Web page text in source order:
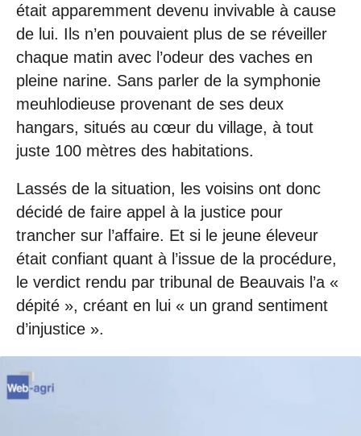
était apparemment devenu invivable à cause
de lui. Ils n’en pouvaient plus de se réveiller
chaque matin avec l’odeur des vaches en
pleine narine. Sans parler de la symphonie
meuhlodieuse provenant de ses deux
hangars, situés au cœur du village, à tout
juste 100 mètres des habitations.
Lassés de la situation, les voisins ont donc
décidé de faire appel à la justice pour
trancher sur l’affaire. Et si le jeune éleveur
était confiant quant à l’issue de la procédure,
le verdict rendu par tribunal de Beauvais l’a «
dépité », créant en lui « un grand sentiment
d’injustice ».